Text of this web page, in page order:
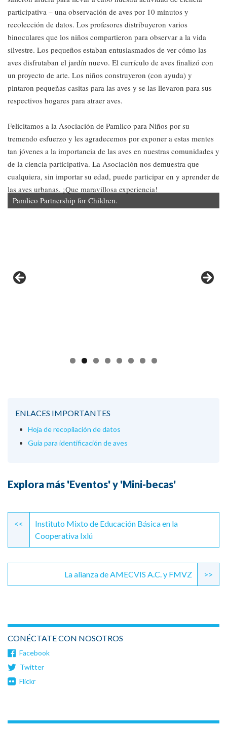
participativa – una observación de aves por 10 minutos y
recolección de datos. Los profesores distribuyeron varios
binoculares que los niños compartieron para observar a la vida
silvestre. Los pequeños estaban entusiasmados de ver cómo las
aves disfrutaban el jardín nuevo. El currículo de aves finalizó con
un proyecto de arte. Los niños construyeron (con ayuda) y
pintaron pequeñas casitas para las aves y se las llevaron para sus
respectivos hogares para atraer aves.
Felicitamos a la Asociación de Pamlico para Niños por su
tremendo esfuerzo y les agradecemos por exponer a estas mentes
tan jóvenes a la importancia de las aves en nuestras comunidades y
de la ciencia participativa. La Asociación nos demuestra que
cualquiera, sin importar su edad, puede participar en y aprender de
las aves urbanas. ¡Que maravillosa experiencia!
Pamlico Partnership for Children.
ENLACES IMPORTANTES
Hoja de recopilación de datos
Guía para identificación de aves
Explora más 'Eventos' y 'Mini-becas'
Continue
Reading
<<
Instituto Mixto de Educación Básica en la
Cooperativa Ixlú
>>
La alianza de AMECVIS A.C. y FMVZ
CONÉCTATE CON NOSOTROS
Facebook
Twitter
Flickr